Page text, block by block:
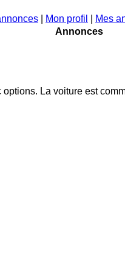
Mon profil
Mes
Annonces
La voiture est